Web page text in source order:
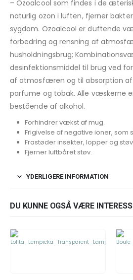
– Ozoalcool som findes i de
naturlig ozon i luften, fjerner
sygdom. Ozoalcool er duftende
forbedring og rensning af
husholdningsbrug;
desinfektionsmiddel til brug ved
af atmosfæren og til absorption
parfume og tobak. Alle væskerne
bestående af alkohol.
Forhindrer vækst af mug.
Frigivelse af negative ioner, som
Frastøder insekter, lopper og
Fjerner luftbåret støv.
YDERLIGERE INFORMATION
DU KUNNE OGSÅ VÆRE